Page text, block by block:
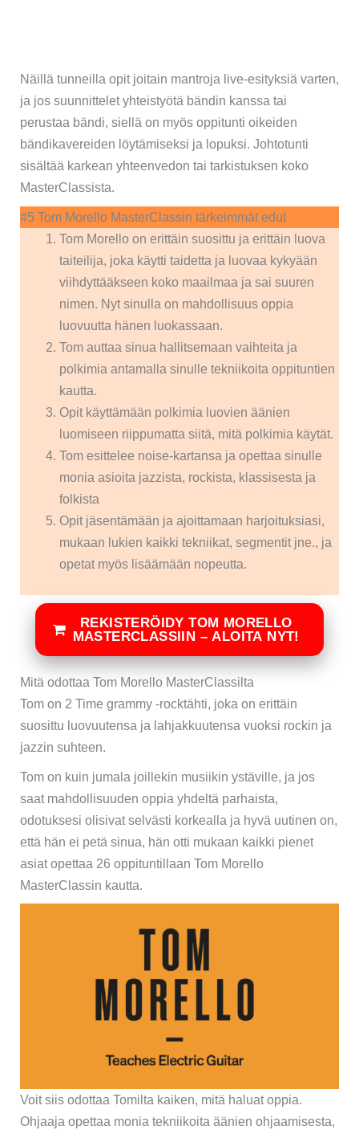
Näillä tunneilla opit joitain mantroja live-esityksiä varten,
ja jos suunnittelet yhteistyötä bändin kanssa tai
perustaa bändi, siellä on myös oppitunti oikeiden
bändikavereiden löytämiseksi ja lopuksi. Johtotunti
sisältää karkean yhteenvedon tai tarkistuksen koko
MasterClassista.
#5 Tom Morello MasterClassin tärkeimmät edut
Tom Morello on erittäin suosittu ja erittäin luova
taiteilija, joka käytti taidetta ja luovaa kykyään
viihdyttääkseen koko maailmaa ja sai suuren
nimen. Nyt sinulla on mahdollisuus oppia
luovuutta hänen luokassaan.
Tom auttaa sinua hallitsemaan vaihteita ja
polkimia antamalla sinulle tekniikoita oppituntien
kautta.
Opit käyttämään polkimia luovien äänien
luomiseen riippumatta siitä, mitä polkimia käytät.
Tom esittelee noise-kartansa ja opettaa sinulle
monia asioita jazzista, rockista, klassisesta ja
folkista
Opit jäsentämään ja ajoittamaan harjoituksiasi,
mukaan lukien kaikki tekniikat, segmentit jne., ja
opetat myös lisäämään nopeutta.
REKISTERÖIDY TOM MORELLO
MASTERCLASSIIN – ALOITA NYT!
Mitä odottaa Tom Morello MasterClassilta
Tom on 2 Time grammy -rocktähti, joka on erittäin
suosittu luovuutensa ja lahjakkuutensa vuoksi rockin ja
jazzin suhteen.
Tom on kuin jumala joillekin musiikin ystäville, ja jos
saat mahdollisuuden oppia yhdeltä parhaista,
odotuksesi olisivat selvästi korkealla ja hyvä uutinen on,
että hän ei petä sinua, hän otti mukaan kaikki pienet
asiat opettaa 26 oppituntillaan Tom Morello
MasterClassin kautta.
Voit siis odottaa Tomilta kaiken, mitä haluat oppia.
Ohjaaja opettaa monia tekniikoita äänien ohjaamisesta,